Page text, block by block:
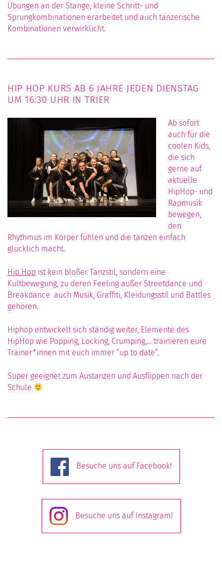
Übungen an der Stange, kleine Schritt- und
Sprungkombinationen erarbeitet und auch tänzerische
Kombinationen verwirklicht.
HIP HOP KURS AB 6 JAHRE JEDEN DIENSTAG
UM 16:30 UHR IN TRIER
Ab sofort
auch für die
coolen Kids,
die sich
gerne auf
aktuelle
HipHop- und
Rapmusik
bewegen,
den
Rhythmus im Körper fühlen und die tanzen einfach
glücklich macht.
Hip Hop ist kein bloßer Tanzstil, sondern eine
Kultbewegung, zu deren Feeling außer Streetdance und
Breakdance auch Musik, Graffiti, Kleidungsstil und Battles
gehören.
Hiphop entwickelt sich ständig weiter, Elemente des
HipHop wie Popping, Locking, Crumping,… trainieren eure
Trainer*innen mit euch immer “up to date”.
Super geeignet zum Austanzen und Ausflippen nach der
Schule
Besuche uns auf Facebook!
Besuche uns auf Instagram!